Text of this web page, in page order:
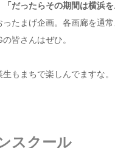
「だったらその期間は横浜
ったまげ企画。各画廊を通
皆さんはぜひ。
もまちで楽しんでますな。
スクール